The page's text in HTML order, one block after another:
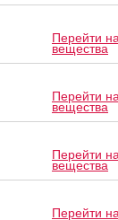
Перейти
вещества
Перейти
вещества
Перейти
вещества
Перейти